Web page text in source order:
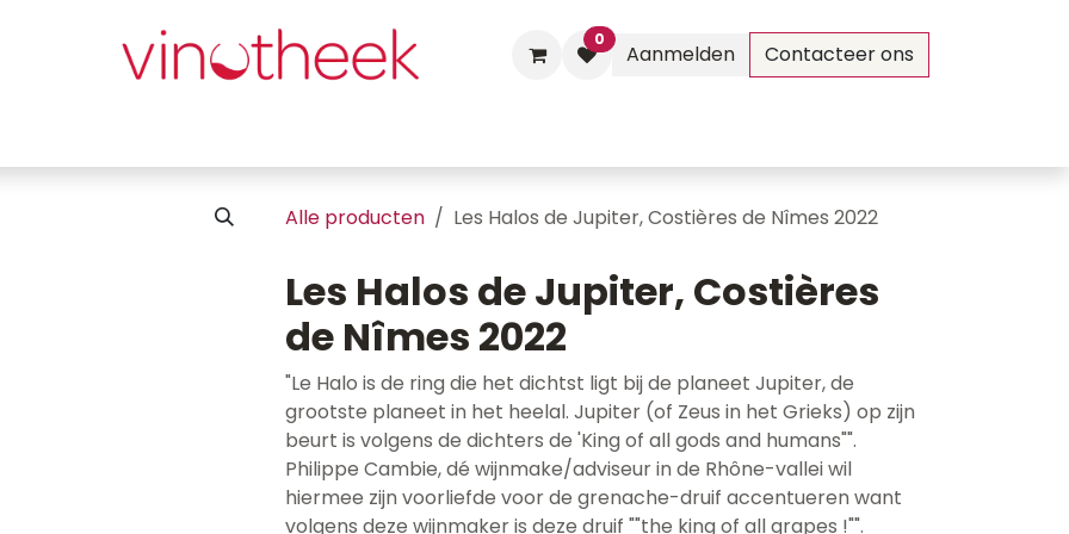
0
Aanmelden Contacteer ons
Alle producten Les Halos de Jupiter, Costières de Nîmes 2022
Les Halos de Jupiter, Costières
de Nîmes 2022
"Le Halo is de ring die het dichtst ligt bij de planeet Jupiter, de
grootste planeet in het heelal. Jupiter (of Zeus in het Grieks) op zijn
beurt is volgens de dichters de 'King of all gods and humans"".
Philippe Cambie, dé wijnmake/adviseur in de Rhône-vallei wil
hiermee zijn voorliefde voor de grenache-druif accentueren want
volgens deze wijnmaker is deze druif ""the king of all grapes !"".